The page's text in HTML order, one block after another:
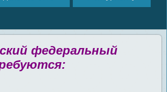
федеральный